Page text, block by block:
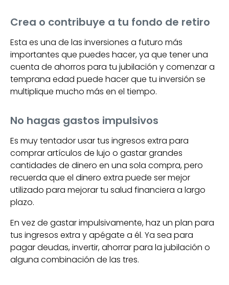
Crea o contribuye a tu fondo de retiro
Esta es una de las inversiones a futuro más
importantes que puedes hacer, ya que tener una
cuenta de ahorros para tu jubilación y comenzar a
temprana edad puede hacer que tu inversión se
multiplique mucho más en el tiempo.
No hagas gastos impulsivos
Es muy tentador usar tus ingresos extra para
comprar artículos de lujo o gastar grandes
cantidades de dinero en una sola compra, pero
recuerda que el dinero extra puede ser mejor
utilizado para mejorar tu salud financiera a largo
plazo.
En vez de gastar impulsivamente, haz un plan para
tus ingresos extra y apégate a él. Ya sea para
pagar deudas, invertir, ahorrar para la jubilación o
alguna combinación de las tres.